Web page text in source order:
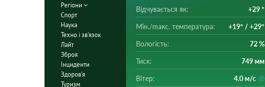
Регіони
Спорт
Наука
Техно і зв'язок
Лайт
Зброя
Інциденти
Здоров'я
Туризм
Відчувається як: +29 °
Мін./mакс. температура: +19° / +29°
Вологість: 72 %
Тиск: 749 мм
Вітер: 4.0 м/с